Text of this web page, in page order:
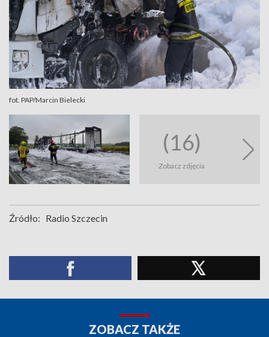
fot. PAP/Marcin Bielecki
(16)
Zobacz zdjęcia
Źródło: Radio Szczecin
ZOBACZ TAKŻE